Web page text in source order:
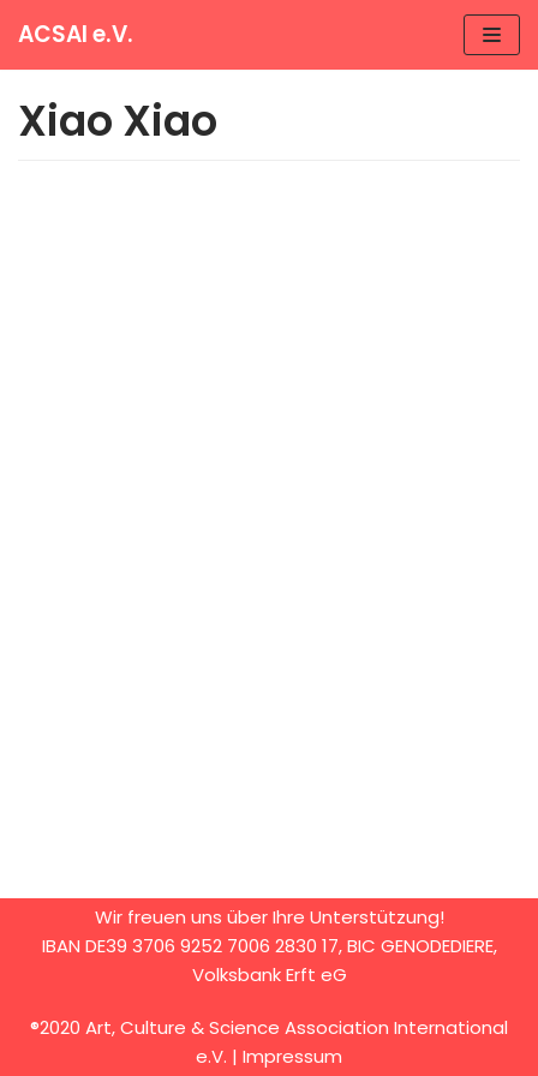
Skip
content
ACSAI e.V.
Xiao Xiao
Wir freuen uns über Ihre Unterstützung!
IBAN DE39 3706 9252 7006 2830 17, BIC GENODEDIERE,
Volksbank Erft eG
®2020 Art, Culture & Science Association International
e.V. | Impressum